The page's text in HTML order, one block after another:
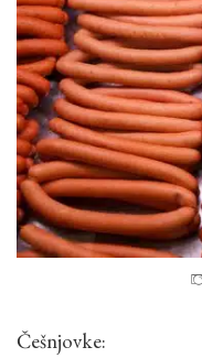
Češnjovke: